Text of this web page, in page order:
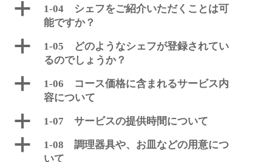
a
1-04 シェフをご紹介いただくことは可
能ですか？
a
1-05 どのようなシェフが登録されてい
るのでしょうか？
a
1-06 コース価格に含まれるサービス内
容について
a 1-07 サービスの提供時間について
a
1-08 調理器具や、お皿などの用意につ
いて